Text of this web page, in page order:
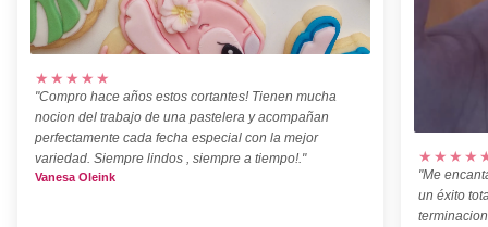
★★★★★
"Compro hace años estos cortantes! Tienen mucha
nocion del trabajo de una pastelera y acompañan
perfectamente cada fecha especial con la mejor
variedad. Siempre lindos , siempre a tiempo!."
Vanesa Oleink
"Me
un éxito